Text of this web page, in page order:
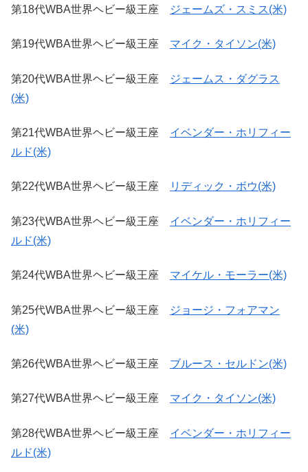
第18代WBA世界ヘビー級王座 ジェームズ・スミス(米)
第19代WBA世界ヘビー級王座 マイク・タイソン(米)
第20代WBA世界ヘビー級王座
ジェームス・ダグラス
(米)
第21代WBA世界ヘビー級王座 イベンダー・ホリフィー
ルド(米)
第22代WBA世界ヘビー級王座 リディック・ボウ(米)
第23代WBA世界ヘビー級王座 イベンダー・ホリフィー
ルド(米)
第24代WBA世界ヘビー級王座 マイケル・モーラー(米)
第25代WBA世界ヘビー級王座
ジョージ・フォアマン
(米)
第26代WBA世界ヘビー級王座 ブルース・セルドン(米)
第27代WBA世界ヘビー級王座 マイク・タイソン(米)
第28代WBA世界ヘビー級王座 イベンダー・ホリフィー
ルド(米)